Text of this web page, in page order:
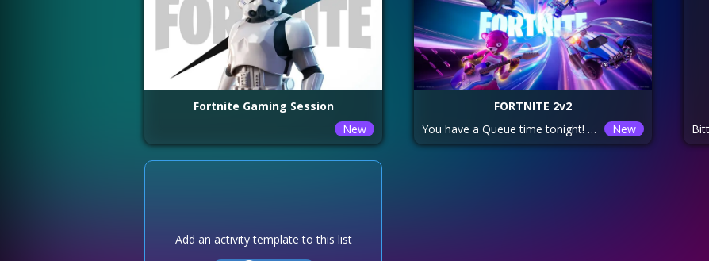
Fortnite Gaming Session
New
FORTNITE 2v2
You have a Queue time tonight! Queues open at 6:20 and runs till 6:35. There will be 3 other queue times spaced out by 1 hour. Additionally, here are the rules for Fortnite: https://docs.google.com/document/d/1c_qb3QX8SWnCpUu78yQ792n5uHST50e8KNjhjT9v8-4/edit?tab=t.0
New
Add an activity template to this list